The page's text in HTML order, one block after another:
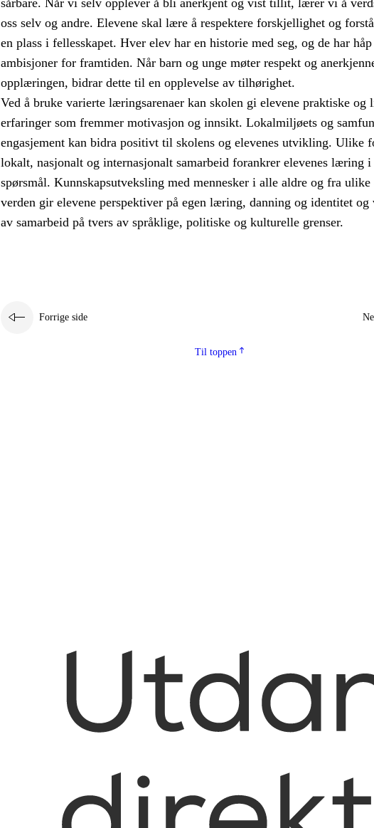
sårbare. Når vi selv opplever å bli anerkjent og vist tillit, lærer vi å
oss selv og andre. Elevene skal lære å respektere forskjellighet og
en plass i fellesskapet. Hver elev har en historie med seg, og de har håp
ambisjoner for framtiden. Når barn og unge møter respekt og
opplæringen, bidrar dette til en opplevelse av tilhørighet.
Ved å bruke varierte læringsarenaer kan skolen gi elevene praktiske og
erfaringer som fremmer motivasjon og innsikt. Lokalmiljøets og
engasjement kan bidra positivt til skolens og elevenes utvikling. Ulike
lokalt, nasjonalt og internasjonalt samarbeid forankrer elevenes læring
spørsmål. Kunnskapsutveksling med mennesker i alle aldre og fra ulike
verden gir elevene perspektiver på egen læring, danning og identitet og
av samarbeid på tvers av språklige, politiske og kulturelle grenser.
Forrige side
Til toppen